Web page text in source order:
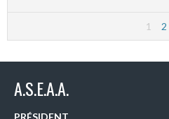
1 2
A.S.E.A.A.
PRÉSIDENT